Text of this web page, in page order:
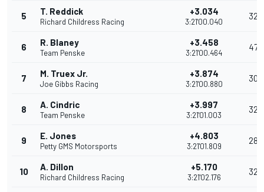
5 T. Reddick
Richard Childress Racing
+3.034
3:21'00.040
32
6 R. Blaney
Team Penske
+3.458
3:21'00.464
47
7 M. Truex Jr.
Joe Gibbs Racing
+3.874
3:21'00.880
30
8 A. Cindric
Team Penske
+3.997
3:21'01.003
32
9 E. Jones
Petty GMS Motorsports
+4.803
3:21'01.809
28
10 A. Dillon
Richard Childress Racing
+5.170
3:21'02.176
32